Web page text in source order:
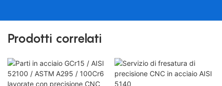
Prodotti correlati